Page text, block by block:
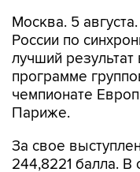
Москва. 5
России по
лучший
программе
чемпионате
Париже.
За свое
244,8221 балла.